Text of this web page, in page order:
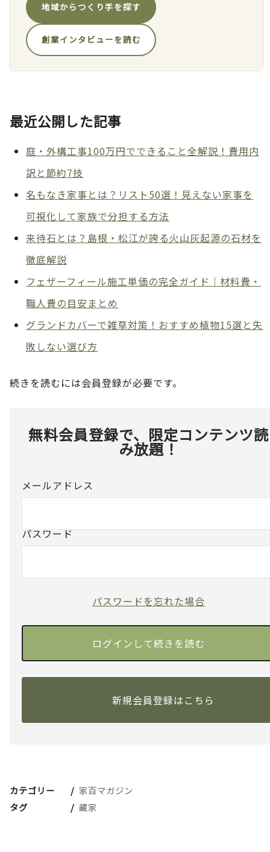
地域からつくり手を探す
創業インタビューを読む
最近公開した記事
庭・外構工事100万円でできること全解説！費用内
訳と節約7技
名もなき家事とは？リスト50選！見えない家事を
可視化して家族で分担する方法
来待石とは？島根・松江が誇る火山灰起源の石材を
徹底解説
フェザーフィール施工単価の完全ガイド｜材料費・
職人費の目安まとめ
グランドカバーで雑草対策！おすすめ植物15選と失
敗しない選び方
続きを読むには会員登録が必要です。
無料会員登録で、限定コンテンツ読
み放題！
メールアドレス
パスワード
パスワードを忘れた場合
新規会員登録はこちら
カテゴリー
家百マガジン
タグ
藏家